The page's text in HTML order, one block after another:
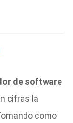
de software
cifras la
como